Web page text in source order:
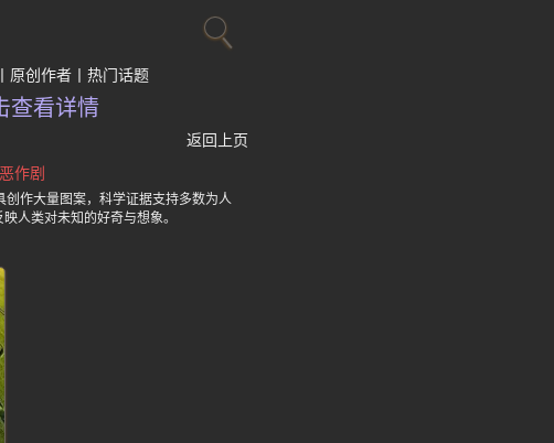
原创作者 热门话题
查看详情
返回上页
作剧
作大量图案，科学证据支持多数为人
人类对未知的好奇与想象。